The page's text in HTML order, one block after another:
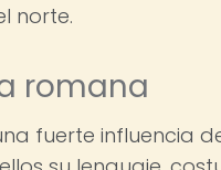
norte.
romana
fuerte influencia